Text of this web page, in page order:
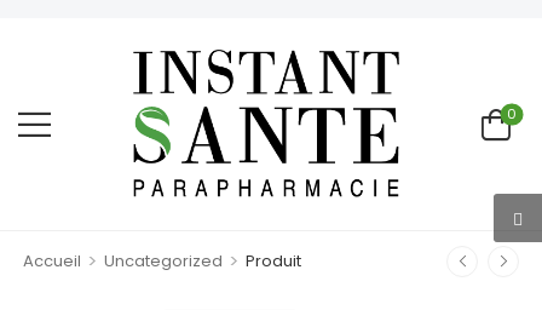
0
Accueil > Uncategorized > Produit